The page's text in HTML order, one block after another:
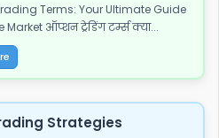
Terms: Your Ultimate Guide
ऑप्शन ट्रेडिंग टर्म्स क्या...
Strategies